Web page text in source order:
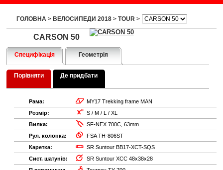
ГОЛОВНА > ВЕЛОСИПЕДИ 2018 > TOUR >
CARSON 50
Специфікація Геометрія
Порівняти Де придбати
Рама:
MY17 Trekking frame MAN
Розмір:
S / M / L / XL
Вилка:
SF-NEX 700C, 63mm
Рул. колонка:
FSA TH-806ST
Каретка:
SR Suntour BB17-XCT-SQS
Сист. шатунів:
SR Suntour XCC 48x38x28